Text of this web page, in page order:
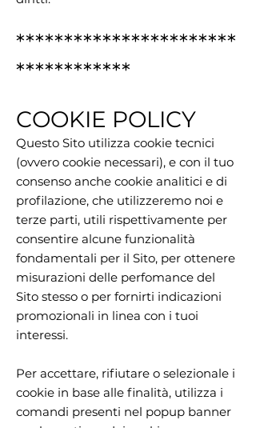
***********************
************
COOKIE POLICY
Questo Sito utilizza cookie tecnici
(ovvero cookie necessari), e con il tuo
consenso anche cookie analitici e di
profilazione, che utilizzeremo noi e
terze parti, utili rispettivamente per
consentire alcune funzionalità
fondamentali per il Sito, per ottenere
misurazioni delle perfomance del
Sito stesso o per fornirti indicazioni
promozionali in linea con i tuoi
interessi.
Per accettare, rifiutare o selezionale i
cookie in base alle finalità, utilizza i
comandi presenti nel popup banner